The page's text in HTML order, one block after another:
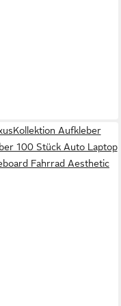
Aufkleber
100 Stück Auto Laptop
Fahrrad Aesthetic